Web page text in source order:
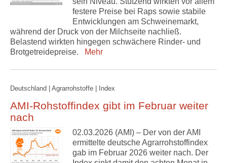
festere Preise bei Raps sowie stabile
Entwicklungen am Schweinemarkt,
während der Druck von der Milchseite nachließ.
Belastend wirkten hingegen schwächere Rinder- und
Brotgetreidepreise.
Mehr
Deutschland | Agrarrohstoffe | Index
AMI-Rohstoffindex gibt im Februar weiter
nach
02.03.2026 (AMI) – Der von der AMI
ermittelte deutsche Agrarrohstoffindex
gab im Februar 2026 weiter nach. Der